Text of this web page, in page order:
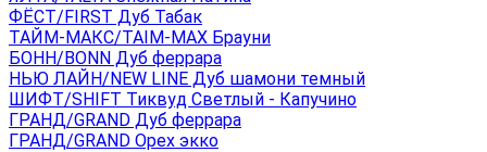
ФЁСТ/FIRST Дуб Табак
ТАЙМ-МАКС/TAIM-MAX Брауни
БОНН/BONN Дуб феррара
НЬЮ ЛАЙН/NEW LINE Дуб шамони темный
ШИФТ/SHIFT Тиквуд Светлый - Капучино
ГРАНД/GRAND Дуб феррара
ГРАНД/GRAND Орех экко